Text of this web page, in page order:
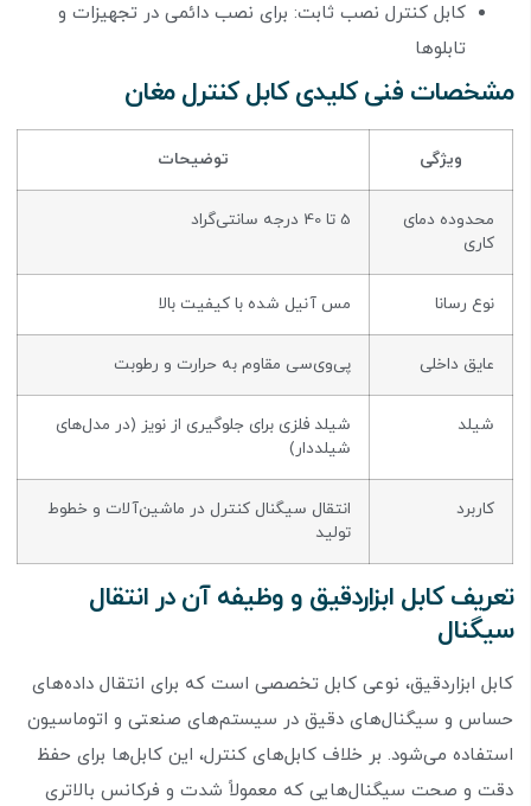
کابل کنترل نصب ثابت: برای نصب دائمی در تجهیزات و
تابلوها
مشخصات فنی کلیدی کابل کنترل مغان
ویژگی توضیحات
محدوده دمای
کاری
5 تا 40 درجه سانتی‌گراد
نوع رسانا مس آنیل شده با کیفیت بالا
عایق داخلی پی‌وی‌سی مقاوم به حرارت و رطوبت
شیلد
شیلد فلزی برای جلوگیری از نویز (در مدل‌های
شیلددار)
کاربرد
انتقال سیگنال کنترل در ماشین‌آلات و خطوط
تولید
تعریف کابل ابزاردقیق و وظیفه آن در انتقال
سیگنال
کابل ابزاردقیق، نوعی کابل تخصصی است که برای انتقال داده‌های
حساس و سیگنال‌های دقیق در سیستم‌های صنعتی و اتوماسیون
استفاده می‌شود. بر خلاف کابل‌های کنترل، این کابل‌ها برای حفظ
دقت و صحت سیگنال‌هایی که معمولاً شدت و فرکانس بالاتری